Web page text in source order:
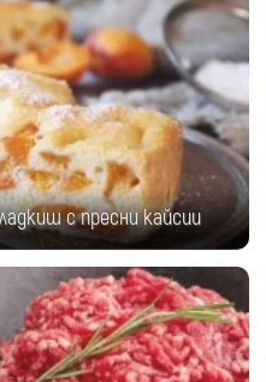
с пресни кайсии